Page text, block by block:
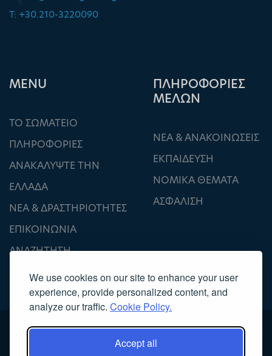
We use cookies on our site to enhance your user
experience, provide personalized content, and
analyze our traffic. Cookie Policy.
Accept all
T: +30.210-3220090
ΜΕΝU
ΤΟ ΣΩΜΑΤΕΙΟ
ΠΛΗΡΟΦΟΡΙΕΣ
ΑΝΑΚΑΛΥΨΤΕ ΤΗΝ
ΕΛΛΑΔΑ
ΝΕΑ & ΔΡΑΣΤΗΡΙΟΤΗΤΕΣ
ΕΠΙΚΟΙΝΩΝΙΑ
ΑΝΑΖΗΤΗΣΗ
ΠΛΗΡΟΦΟΡΙΕΣ
ΜΕΛΩΝ
ΝΕΑ & ΑΝΑΚΟΙΝΩΣΕΙΣ
ΕΚΠΑΙΔΕΥΣΗ
ΝΟΜΙΚΑ ΘΕΜΑΤΑ
ΑΣΦΑΛΙΣΗ